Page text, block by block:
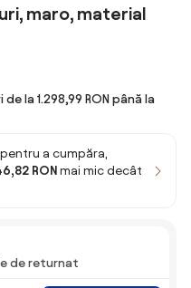
maro, material
la 1.298,99 RON până la
a cumpăra,
RON mai mic decât
de returnat